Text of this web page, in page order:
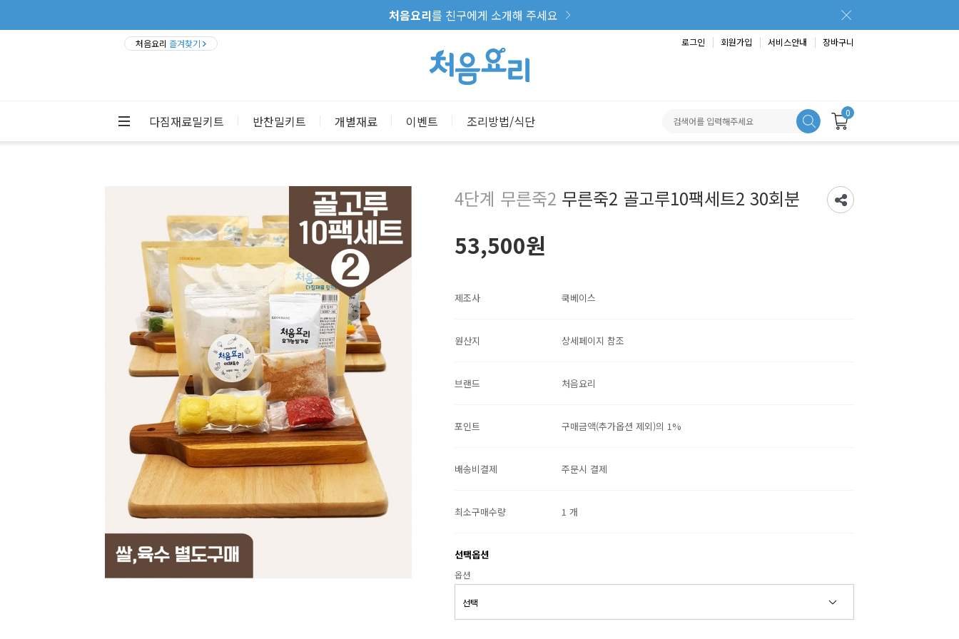
처음요리를 친구에게 소개해 주세요
처음요리 즐겨찾기 로그인 회원가입 서비스안내 장바구니
다짐재료밀키트 반찬밀키트 개별재료 이벤트 조리방법/식단
0
4단계 무른죽2 무른죽2 골고루10팩세트2 30회분
53,500원
제조사 쿡베이스
원산지 상세페이지 참조
브랜드 처음요리
포인트 구매금액(추가옵션 제외)의 1%
배송비결제 주문시 결제
최소구매수량 1 개
선택옵션
옵션